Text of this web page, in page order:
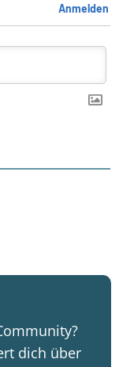
Anmelden
dich über